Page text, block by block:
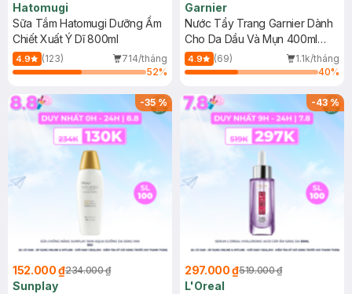
Hatomugi
Sữa Tắm Hatomugi Dưỡng Ẩm
Chiết Xuất Ý Dĩ 800ml
4.9 (123)
714/tháng
52%
Garnier
Nước Tẩy Trang Garnier Dành
Cho Da Dầu Và Mụn 400ml
(Mới)
4.9 (69)
1.1k/tháng
40%
-35%
152.000 ₫234.000 ₫
Sunplay
-43%
297.000 ₫519.000 ₫
L'Oreal